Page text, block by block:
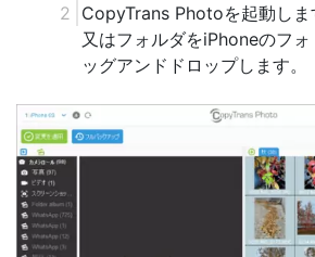
CopyTrans Photoを起動し
又はフォルダをiPhoneのフ
ッグアンドドロップします。